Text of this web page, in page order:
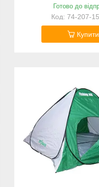
Готово до
74-207-
Купити